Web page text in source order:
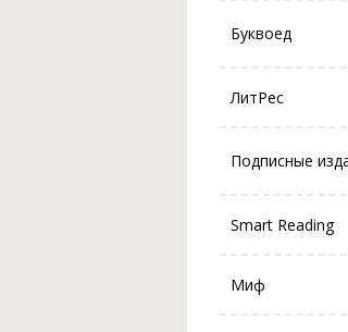
Буквоед
ЛитРес
Подписные
Smart Reading
Миф